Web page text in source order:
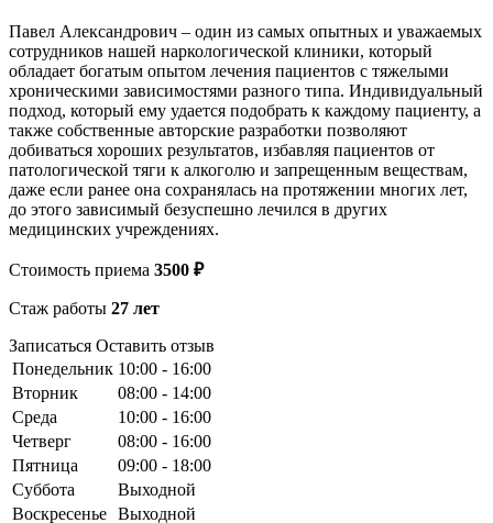
Павел Александрович – один из самых опытных и уважаемых
сотрудников нашей наркологической клиники, который
обладает богатым опытом лечения пациентов с тяжелыми
хроническими зависимостями разного типа. Индивидуальный
подход, который ему удается подобрать к каждому пациенту, а
также собственные авторские разработки позволяют
добиваться хороших результатов, избавляя пациентов от
патологической тяги к алкоголю и запрещенным веществам,
даже если ранее она сохранялась на протяжении многих лет,
до этого зависимый безуспешно лечился в других
медицинских учреждениях.
Стоимость приема 3500 ₽
Стаж работы 27 лет
Записаться Оставить отзыв
Понедельник 10:00 - 16:00
Вторник
08:00 - 14:00
Среда
10:00 - 16:00
Четверг
08:00 - 16:00
Пятница
09:00 - 18:00
Суббота
Выходной
Воскресенье Выходной